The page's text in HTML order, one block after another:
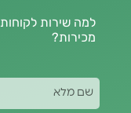
למה שירות
מכירות?